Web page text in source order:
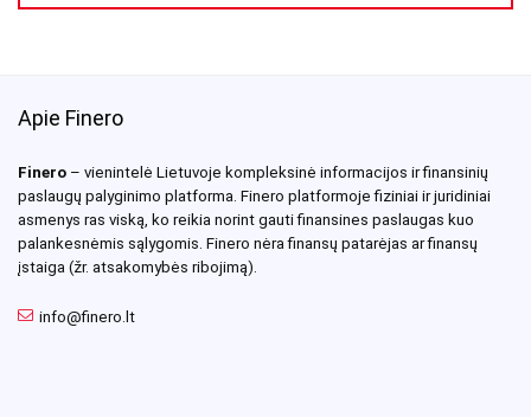
Apie Finero
Finero – vienintelė Lietuvoje kompleksinė informacijos ir finansinių
paslaugų palyginimo platforma. Finero platformoje fiziniai ir juridiniai
asmenys ras viską, ko reikia norint gauti finansines paslaugas kuo
palankesnėmis sąlygomis. Finero nėra finansų patarėjas ar finansų
įstaiga (žr. atsakomybės ribojimą).
info@finero.lt